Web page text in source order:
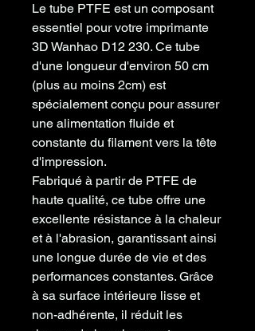
Le tube PTFE est un composant
essentiel pour votre imprimante
3D Wanhao D12 230. Ce tube
d'une longueur d'environ 50 cm
(plus au moins 2cm) est
spécialement conçu pour assurer
une alimentation fluide et
constante du filament vers la tête
d'impression.
Fabriqué à partir de PTFE de
haute qualité, ce tube offre une
excellente résistance à la chaleur
et à l'abrasion, garantissant ainsi
une longue durée de vie et des
performances constantes. Grâce
à sa surface intérieure lisse et
non-adhérente, il réduit les